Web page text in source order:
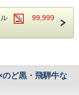
てご用意いたし
時です。
。
、急遽お献立が変
ん～
ての石川産こしひ
だくための朝ごは
、加賀のおいしい素材を季
盛り サラダ仕立
ル
99,999
のど黒・飛騨牛な